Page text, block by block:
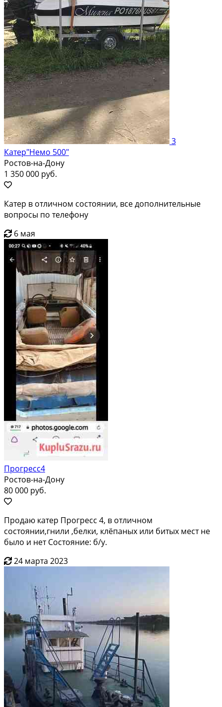
3
Катер"Немо 500"
Ростов-на-Дону
1 350 000 руб.
Катер в отличном состоянии, все дополнительные
вопросы по телефону
6 мая
Прогресс4
Ростов-на-Дону
80 000 руб.
Продаю катер Прогресс 4, в отличном
состоянии,гнили ,белки, клёпаных или битых мест не
было и нет Состояние: б/у.
24 марта 2023